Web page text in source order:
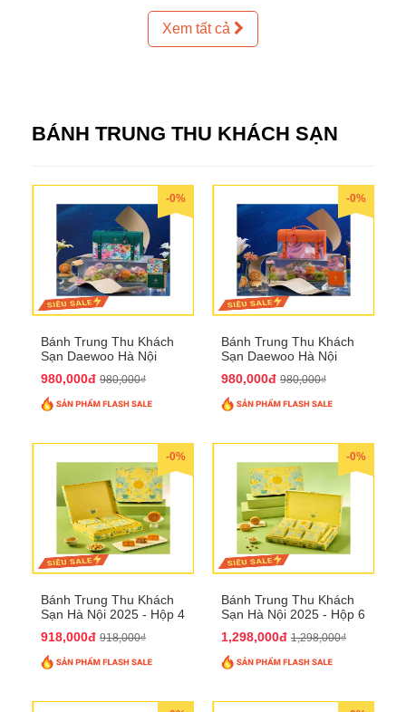
Xem tất cả
BÁNH TRUNG THU KHÁCH SẠN
-0%
Bánh Trung Thu Khách
Sạn Daewoo Hà Nội
QTTT30
980,000đ 980,000₫
-0%
Bánh Trung Thu Khách
Sạn Daewoo Hà Nội
QTTT31
980,000đ 980,000₫
-0%
Bánh Trung Thu Khách
Sạn Hà Nội 2025 - Hộp 4
918,000đ 918,000₫
-0%
Bánh Trung Thu Khách
Sạn Hà Nội 2025 - Hộp 6
1,298,000đ 1,298,000₫